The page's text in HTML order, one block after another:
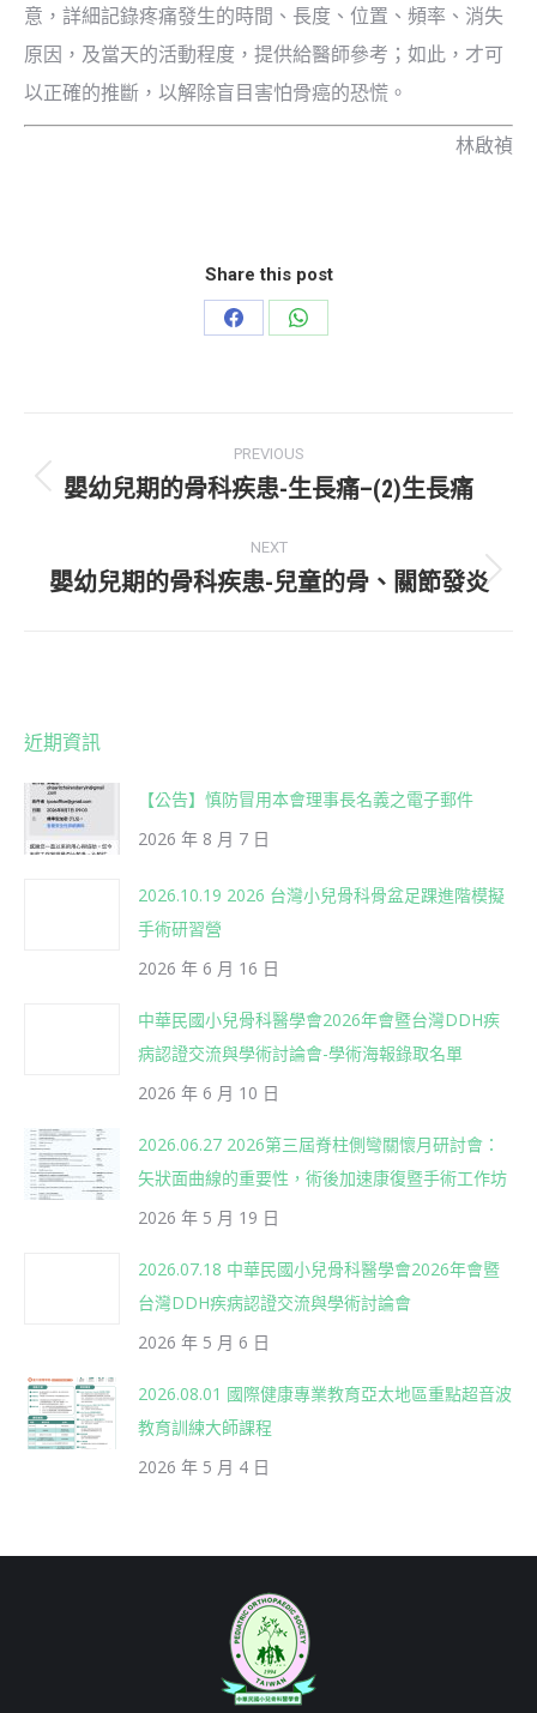
意，詳細記錄疼痛發生的時間、長度、位置、頻率、消失
原因，及當天的活動程度，提供給醫師參考；如此，才可
以正確的推斷，以解除盲目害怕骨癌的恐慌。
林啟禎
Share this post
Share
Share
navigation
PREVIOUS
Previous
嬰幼兒期的骨科疾患-生長痛–(2)生長痛
NEXT
Next
嬰幼兒期的骨科疾患-兒童的骨、關節發炎
近期資訊
【公告】慎防冒用本會理事長名義之電子郵件
2026 年 8 月 7 日
2026.10.19 2026 台灣小兒骨科骨盆足踝進階模擬
手術研習營
2026 年 6 月 16 日
中華民國小兒骨科醫學會2026年會暨台灣DDH疾
病認證交流與學術討論會-學術海報錄取名單
2026 年 6 月 10 日
2026.06.27 2026第三屆脊柱側彎關懷月研討會：
矢狀面曲線的重要性，術後加速康復暨手術工作坊
2026 年 5 月 19 日
2026.07.18 中華民國小兒骨科醫學會2026年會暨
台灣DDH疾病認證交流與學術討論會
2026 年 5 月 6 日
2026.08.01 國際健康專業教育亞太地區重點超音波
教育訓練大師課程
2026 年 5 月 4 日